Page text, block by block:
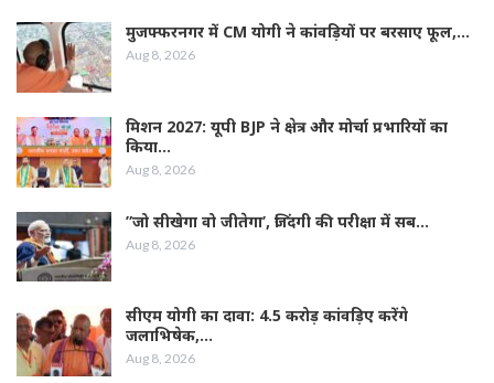
मुजफ्फरनगर में CM योगी ने कांवड़ियों पर बरसाए फूल,…
Aug 8, 2026
मिशन 2027: यूपी BJP ने क्षेत्र और मोर्चा प्रभारियों का
किया…
Aug 8, 2026
”जो सीखेगा वो जीतेगा’, जिंदगी की परीक्षा में सब…
Aug 8, 2026
सीएम योगी का दावा: 4.5 करोड़ कांवड़िए करेंगे
जलाभिषेक,…
Aug 8, 2026